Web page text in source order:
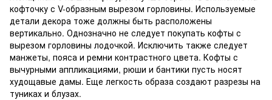
кофточку с V-образным вырезом горловины. Используемые
детали декора тоже должны быть расположены
вертикально. Однозначно не следует покупать кофты с
вырезом горловины лодочкой. Исключить также следует
манжеты, пояса и ремни контрастного цвета. Кофты с
вычурными аппликациями, рюши и бантики пусть носят
худощавые дамы. Еще легкость образа создают разрезы на
туниках и блузах.